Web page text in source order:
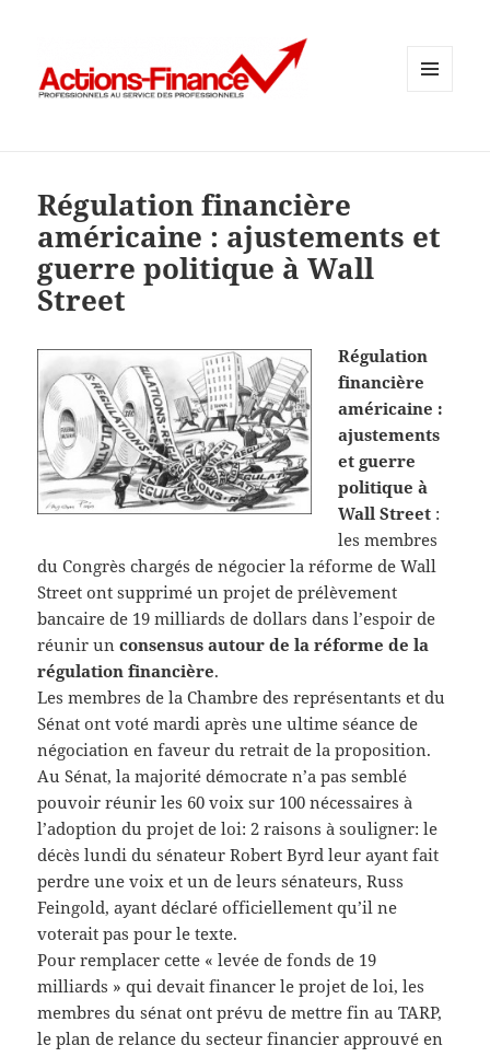
Régulation financière
américaine : ajustements et
guerre politique à Wall
Street
Régulation
financière
américaine :
ajustements
et guerre
politique à
Wall Street :
les membres
du Congrès chargés de négocier la réforme de Wall
Street ont supprimé un projet de prélèvement
bancaire de 19 milliards de dollars dans l’espoir de
réunir unconsensus autour de la réforme de la
régulation financière.
Les membres de la Chambre des représentants et du
Sénat ont voté mardi après une ultime séance de
négociation en faveur du retrait de la proposition.
Au Sénat, la majorité démocrate n’a pas semblé
pouvoir réunir les 60 voix sur 100 nécessaires à
l’adoption du projet de loi: 2 raisons à souligner: le
décès lundi du sénateur Robert Byrd leur ayant fait
perdre une voix et un de leurs sénateurs, Russ
Feingold, ayant déclaré officiellement qu’il ne
voterait pas pour le texte.
Pour remplacer cette « levée de fonds de 19
milliards » qui devait financer le projet de loi, les
membres du sénat ont prévu de mettre fin au TARP,
le plan de relance du secteur financier approuvé en